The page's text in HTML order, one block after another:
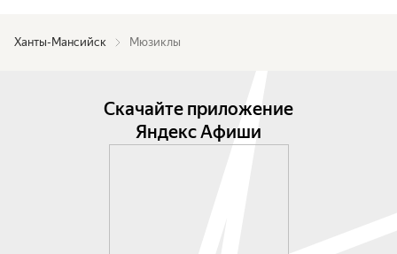
Ханты-Мансийск Мюзиклы
Скачайте приложение
Яндекс Афиши